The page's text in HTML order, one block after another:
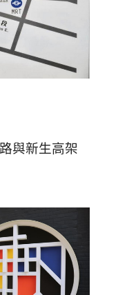
與新生高架